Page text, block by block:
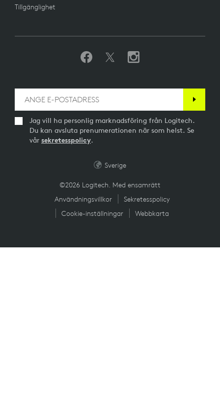
Tillgänglighet
Jag vill ha personlig marknadsföring från Logitech.
Du kan avsluta prenumerationen när som helst. Se
vår sekretesspolicy.
©2026 Logitech. Med ensamrätt
Användningsvillkor
Sekretesspolicy
Cookie-inställningar
Webbkarta
Sverige